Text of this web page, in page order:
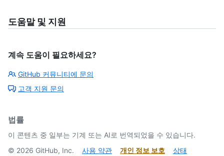
도움말 및 지원
계속 도움이 필요하세요?
GitHub 커뮤니티에 문의
고객 지원 문의
법률
이 콘텐츠 중 일부는 기계 또는 AI로 번역되었을 수 있습니다.
© 2026 GitHub, Inc. 사용 약관 개인 정보 보호
상태